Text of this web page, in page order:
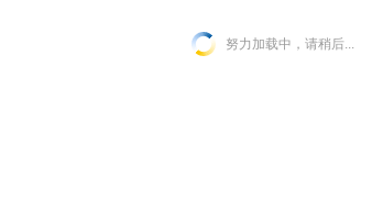
努力加载中，请稍后...